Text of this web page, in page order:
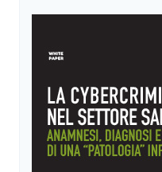
COME
IT
SULLA
IN